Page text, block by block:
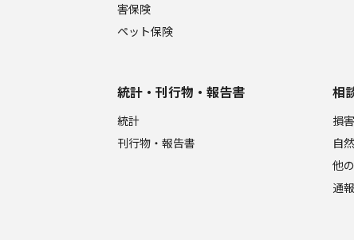
害保険
ペット保険
統計・刊行物・報告書
統計
刊行物・報告書
相
損
自
他
通